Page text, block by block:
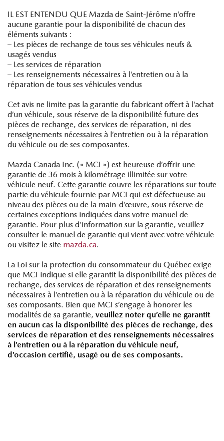
IL EST ENTENDU QUE Mazda de Saint-Jérôme n’offre
aucune garantie pour la disponibilité de chacun des
éléments suivants :
– Les pièces de rechange de tous ses véhicules neufs &
usagés vendus
– Les services de réparation
– Les renseignements nécessaires à l’entretien ou à la
réparation de tous ses véhicules vendus
Cet avis ne limite pas la garantie du fabricant offert à l’achat
d’un véhicule, sous réserve de la disponibilité future des
pièces de rechange, des services de réparation, ni des
renseignements nécessaires à l’entretien ou à la réparation
du véhicule ou de ses composantes.
Mazda Canada Inc. (« MCI ») est heureuse d’offrir une
garantie de 36 mois à kilométrage illimitée sur votre
véhicule neuf. Cette garantie couvre les réparations sur toute
partie du véhicule fournie par MCI qui est défectueuse au
niveau des pièces ou de la main-d’œuvre, sous réserve de
certaines exceptions indiquées dans votre manuel de
garantie. Pour plus d’information sur la garantie, veuillez
consulter le manuel de garantie qui vient avec votre véhicule
ou visitez le site mazda.ca.
La Loi sur la protection du consommateur du Québec exige
que MCI indique si elle garantit la disponibilité des pièces de
rechange, des services de réparation et des renseignements
nécessaires à l’entretien ou à la réparation du véhicule ou de
ses composants. Bien que MCI s’engage à honorer les
modalités de sa garantie, veuillez noter qu’elle ne garantit
en aucun cas la disponibilité des pièces de rechange, des
services de réparation et des renseignements nécessaires
à l’entretien ou à la réparation du véhicule neuf,
d’occasion certifié, usagé ou de ses composants.